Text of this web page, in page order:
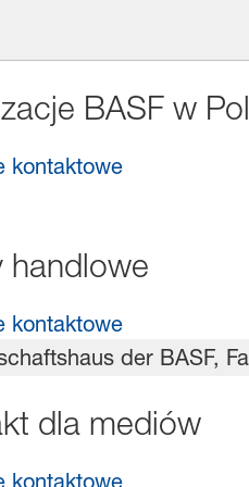
BASF w
kontaktowe
handlowe
kontaktowe
dla mediów